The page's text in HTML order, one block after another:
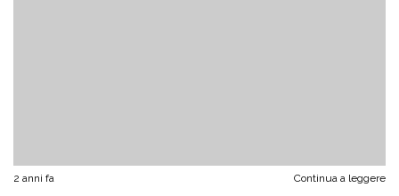
2 anni fa Continua a leggere